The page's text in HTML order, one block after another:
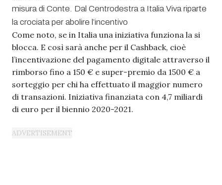
Come noto, se in Italia una iniziativa funziona la si
blocca. E così sarà anche per il Cashback, cioè
l’incentivazione del pagamento digitale attraverso il
rimborso fino a 150 € e super-premio da 1500 € a
sorteggio per chi ha effettuato il maggior numero
di transazioni. Iniziativa finanziata con 4,7 miliardi
di euro per il biennio 2020-2021.